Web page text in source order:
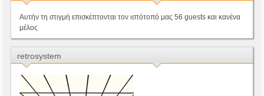
Αυτήν τη στιγμή επισκέπτονται τον ιστότοπό μας 56 guests και κανένα
μέλος
retrosystem